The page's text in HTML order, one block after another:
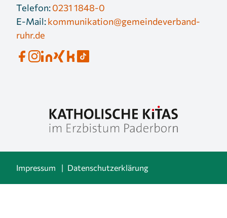
Telefon:0231 1848-0
E-Mail:kommunikation@gemeindeverband-
ruhr.de
Impressum Datenschutzerklärung